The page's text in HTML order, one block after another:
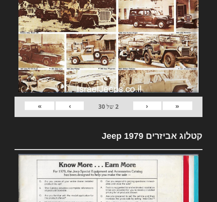
«
‹
2של30
›
»
קטלוג אביזרים 1979 Jeep